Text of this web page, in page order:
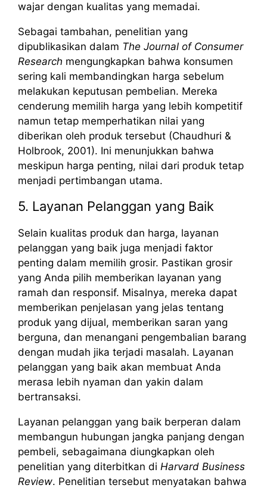
wajar dengan kualitas yang memadai.
Sebagai tambahan, penelitian yang
dipublikasikan dalam The Journal of Consumer
Research mengungkapkan bahwa konsumen
sering kali membandingkan harga sebelum
melakukan keputusan pembelian. Mereka
cenderung memilih harga yang lebih kompetitif
namun tetap memperhatikan nilai yang
diberikan oleh produk tersebut (Chaudhuri &
Holbrook, 2001). Ini menunjukkan bahwa
meskipun harga penting, nilai dari produk tetap
menjadi pertimbangan utama.
5. Layanan Pelanggan yang Baik
Selain kualitas produk dan harga, layanan
pelanggan yang baik juga menjadi faktor
penting dalam memilih grosir. Pastikan grosir
yang Anda pilih memberikan layanan yang
ramah dan responsif. Misalnya, mereka dapat
memberikan penjelasan yang jelas tentang
produk yang dijual, memberikan saran yang
berguna, dan menangani pengembalian barang
dengan mudah jika terjadi masalah. Layanan
pelanggan yang baik akan membuat Anda
merasa lebih nyaman dan yakin dalam
bertransaksi.
Layanan pelanggan yang baik berperan dalam
membangun hubungan jangka panjang dengan
pembeli, sebagaimana diungkapkan oleh
penelitian yang diterbitkan di Harvard Business
Review. Penelitian tersebut menyatakan bahwa